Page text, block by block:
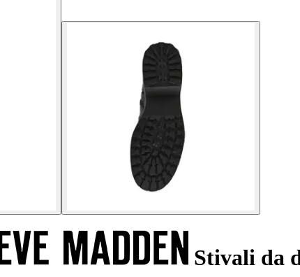
Stivali da